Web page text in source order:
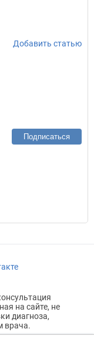
Добавить статью
Подписаться
на сайте, не
диагноза,
врача.